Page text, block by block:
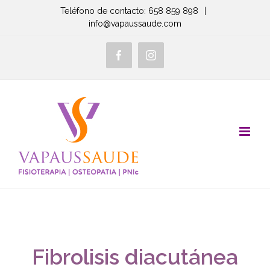
Teléfono de contacto: 658 859 898
info@vapaussaude.com
FacebookInstagram
Fibrolisis diacutánea